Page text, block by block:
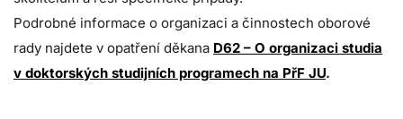
Podrobné informace o organizaci a činnostech oborové
rady najdete v opatření děkana D62 – O organizaci studia
v doktorských studijních programech na PřF JU.